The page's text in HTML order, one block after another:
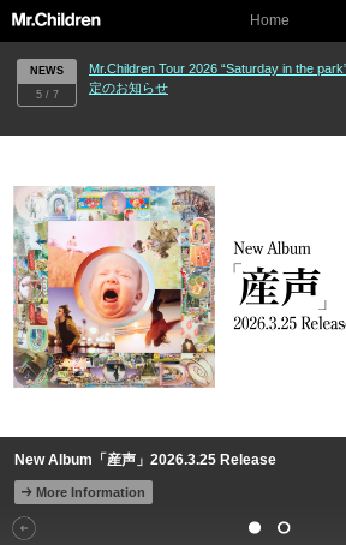
Home
NEWS
5 / 7
Mr.Children Tour 2026 “Saturday in the
定のお知らせ
New Album「産声」2026.3.25 Release
More Information